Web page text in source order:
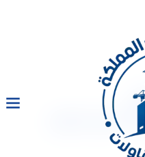
شركة عزل فوم